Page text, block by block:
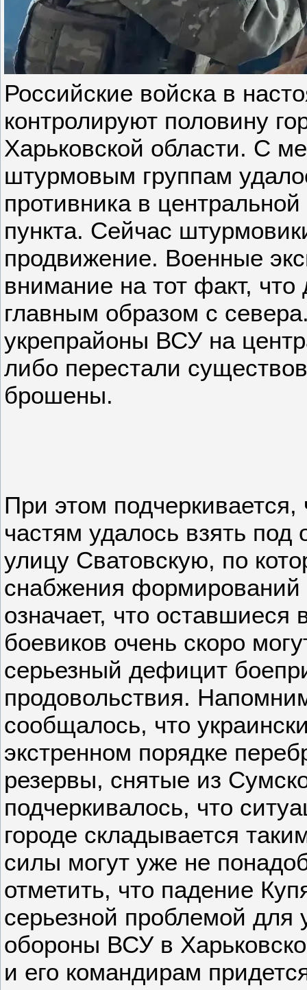
Российские войска в
контролируют половину
Харьковской области. С
штурмовым группам
противника в
пункта. Сейчас
продвижение. Военные
внимание на тот факт,
главным образом с
укрепрайоны ВСУ на
либо перестали
брошены.
При этом подчеркивается,
частям удалось взять под
улицу Сватовскую, по
снабжения
означает, что оставшиеся
боевиков очень скоро
серьезный дефицит
продовольствия.
сообщалось, что
экстренном порядке
резервы, снятые из
подчеркивалось, что
городе складывается
силы могут уже не
отметить, что падение
серьезной проблемой для
обороны ВСУ в
и его командирам